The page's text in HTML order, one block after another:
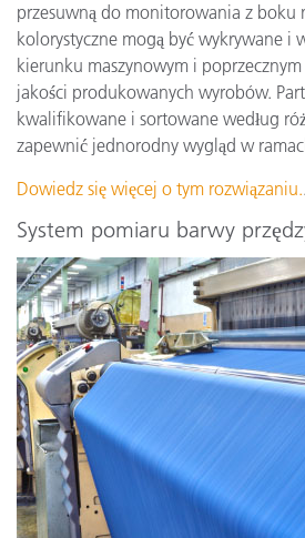
przesuwną do monitorowania z boku
kolorystyczne mogą być wykrywane i
kierunku maszynowym i
jakości produkowanych wyrobów.
kwalifikowane i sortowane według
zapewnić jednorodny wygląd w
Dowiedz się więcej o tym rozwiązaniu..
System pomiaru barwy